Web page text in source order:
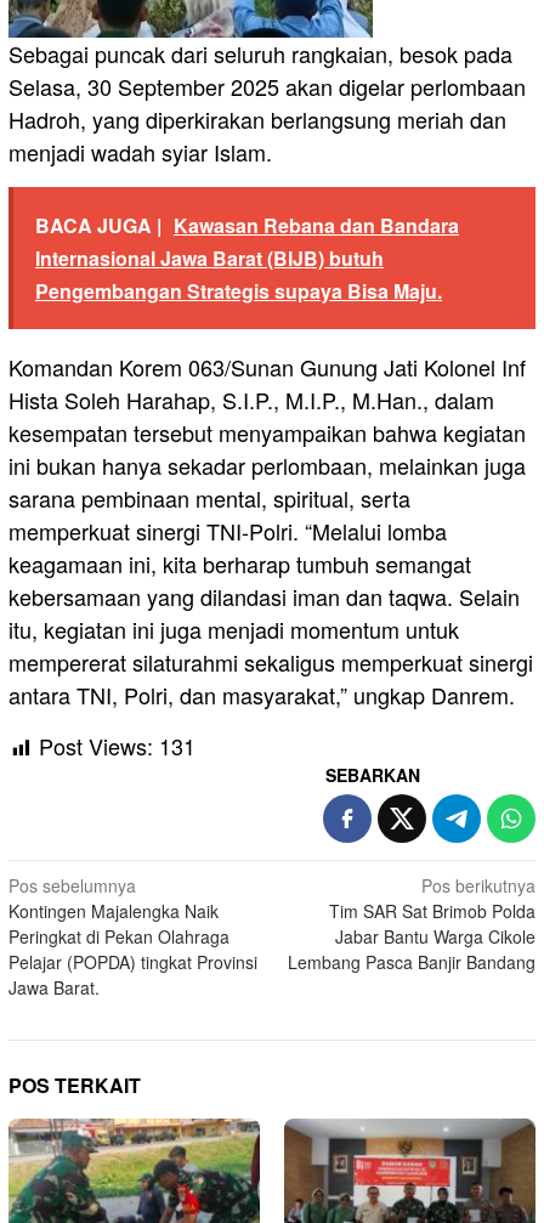
Sebagai puncak dari seluruh rangkaian, besok pada
Selasa, 30 September 2025 akan digelar perlombaan
Hadroh, yang diperkirakan berlangsung meriah dan
menjadi wadah syiar Islam.
BACA JUGA | Kawasan Rebana dan Bandara
Internasional Jawa Barat (BIJB) butuh
Pengembangan Strategis supaya Bisa Maju.
Komandan Korem 063/Sunan Gunung Jati Kolonel Inf
Hista Soleh Harahap, S.I.P., M.I.P., M.Han., dalam
kesempatan tersebut menyampaikan bahwa kegiatan
ini bukan hanya sekadar perlombaan, melainkan juga
sarana pembinaan mental, spiritual, serta
memperkuat sinergi TNI-Polri. “Melalui lomba
keagamaan ini, kita berharap tumbuh semangat
kebersamaan yang dilandasi iman dan taqwa. Selain
itu, kegiatan ini juga menjadi momentum untuk
mempererat silaturahmi sekaligus memperkuat sinergi
antara TNI, Polri, dan masyarakat,” ungkap Danrem.
Post Views: 131
SEBARKAN
Navigasi
pos
Pos sebelumnya
Kontingen Majalengka Naik
Peringkat di Pekan Olahraga
Pelajar (POPDA) tingkat Provinsi
Jawa Barat.
Pos berikutnya
Tim SAR Sat Brimob Polda
Jabar Bantu Warga Cikole
Lembang Pasca Banjir Bandang
POS TERKAIT